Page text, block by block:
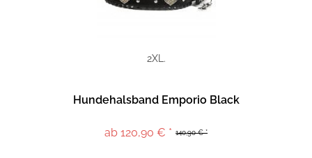
2XL.
Hundehalsband Emporio Black
140,90 € *
ab 120,90 € *